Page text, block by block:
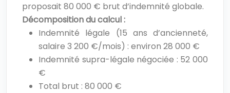
proposait 80 000 € brut d’indemnité globale.
Décomposition du calcul :
Indemnité légale (15 ans d’ancienneté,
salaire 3 200 €/mois) : environ 28 000 €
Indemnité supra-légale négociée : 52 000
€
Total brut : 80 000 €